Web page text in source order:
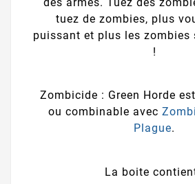
tuez de zombies, plus
puissant et plus les zombies
!
Zombicide : Green Horde
ou combinable avec
Plague.
La boite